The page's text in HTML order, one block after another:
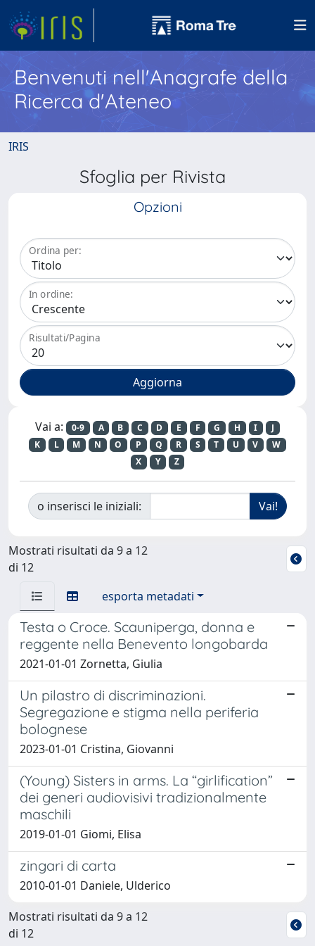
Benvenuti nell'Anagrafe della
Ricerca d'Ateneo
IRIS
Sfoglia per Rivista
Opzioni
Ordina per:
In ordine:
Risultati/Pagina
Vai a: 0-9 A B C D E F G H I
J
K
L M N O P Q R S T U V
W
X
Y Z
o inserisci le iniziali:
Mostrati risultati da 9 a 12
di 12
esporta metadati
Testa o Croce. Scauniperga, donna e
reggente nella Benevento longobarda
2021-01-01 Zornetta, Giulia
Un pilastro di discriminazioni.
Segregazione e stigma nella periferia
bolognese
2023-01-01 Cristina, Giovanni
(Young) Sisters in arms. La “girlification”
dei generi audiovisivi tradizionalmente
maschili
2019-01-01 Giomi, Elisa
zingari di carta
2010-01-01 Daniele, Ulderico
Mostrati risultati da 9 a 12
di 12